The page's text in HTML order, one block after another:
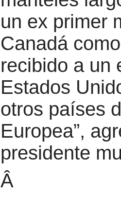
un ex primer
Canadá
recibido a un
Estados
otros países
Europea”,
presidente
Â